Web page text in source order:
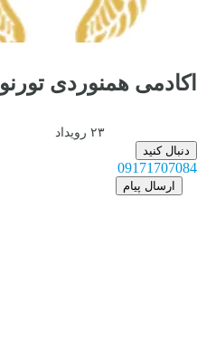
اکادمی همنوردی تورنو
۲۳ رویداد
دنبال کنید
09171707084
ارسال پیام